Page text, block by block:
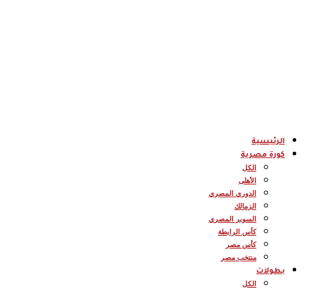
الرئيسية
كورة مصرية
الكل
الأهلى
الدوري المصري
الزمالك
السوبر المصري
كأس الرابطة
كأس مصر
منتخب مصر
بطولات
الكل